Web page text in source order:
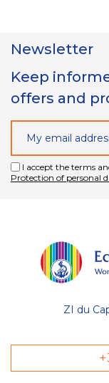
Newsletter
Keep
offers and
I accept the terms
Protection of personal
ZI du